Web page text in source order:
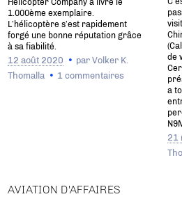
1.000ème exemplaire.
L’hélicoptère s’est rapidement
forgé une bonne réputation grâce
à sa fiabilité.
12 août 2020 parVolker K.
Thomalla
1 commentaires
de
a
21
AVIATION D'AFFAIRES